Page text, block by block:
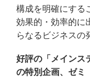
構成を明確にする
効果的・効率的に
らなるビジネスの
好評の「メインス
の特別企画、ゼミ